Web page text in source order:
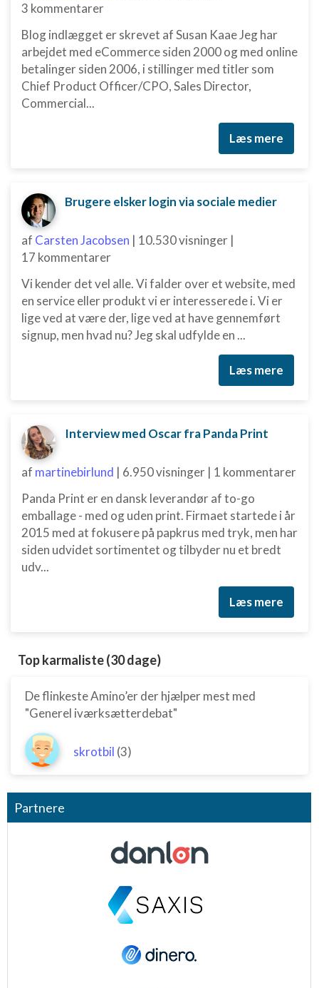
3 kommentarer
Blog indlægget er skrevet af Susan Kaae Jeg har
arbejdet med eCommerce siden 2000 og med online
betalinger siden 2006, i stillinger med titler som
Chief Product Officer/CPO, Sales Director,
Commercial...
Læs mere
Brugere elsker login via sociale medier
af Carsten Jacobsen | 10.530 visninger |
17 kommentarer
Vi kender det vel alle. Vi falder over et website, med
en service eller produkt vi er interesserede i. Vi er
lige ved at være der, lige ved at have gennemført
signup, men hvad nu? Jeg skal udfylde en ...
Læs mere
Interview med Oscar fra Panda Print
af martinebirlund | 6.950 visninger | 1 kommentarer
Panda Print er en dansk leverandør af to-go
emballage - med og uden print. Firmaet startede i år
2015 med at fokusere på papkrus med tryk, men har
siden udvidet sortimentet og tilbyder nu et bredt
udv...
Læs mere
Top karmaliste (30 dage)
De flinkeste Amino’er der hjælper mest med
"Generel iværksætterdebat"
skrotbil (3)
Partnere